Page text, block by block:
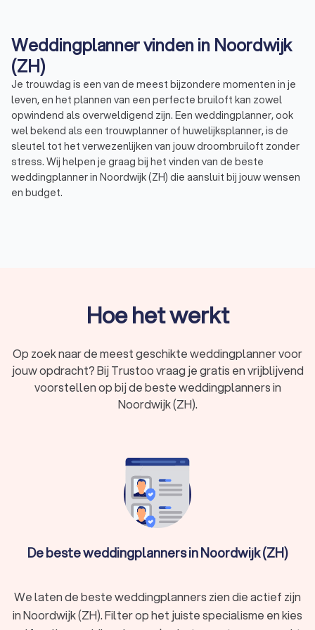
Weddingplanner vinden in Noordwijk
(ZH)
Je trouwdag is een van de meest bijzondere momenten in je
leven, en het plannen van een perfecte bruiloft kan zowel
opwindend als overweldigend zijn. Een weddingplanner, ook
wel bekend als een trouwplanner of huwelijksplanner, is de
sleutel tot het verwezenlijken van jouw droombruiloft zonder
stress. Wij helpen je graag bij het vinden van de beste
weddingplanner in Noordwijk (ZH) die aansluit bij jouw wensen
en budget.
verlopen. Hier zijn enkele voordelen die je kunt verwachten:
Deskundig advies
Een weddingplanner is als een ervaren gids die je door het
hele proces leidt. Of het nu gaat om het kiezen van de
perfecte locatie, het vinden van de beste cateraar, of het
Het plannen van een bruiloft kan overweldigend zijn, met
eindeloze details om te overwegen. Een weddingplanner
neemt deze last van je schouders, zodat jij je kunt
concentreren op het genieten van de aanloop naar je grote
dag.
Budgetbeheer
Een goede weddingplanner begrijpt het belang van
Hoe het werkt
Op zoek naar de meest geschikte weddingplanner voor
jouw opdracht? Bij Trustoo vraag je gratis en vrijblijvend
voorstellen op bij de beste weddingplanners in
Noordwijk (ZH).
De beste weddingplanners in Noordwijk (ZH)
We laten de beste weddingplanners zien die actief zijn
in Noordwijk (ZH). Filter op het juiste specialisme en kies